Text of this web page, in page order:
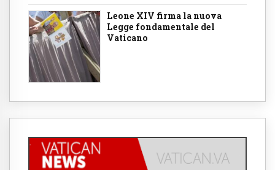
Leone XIV firma la nuova
Legge fondamentale del
Vaticano